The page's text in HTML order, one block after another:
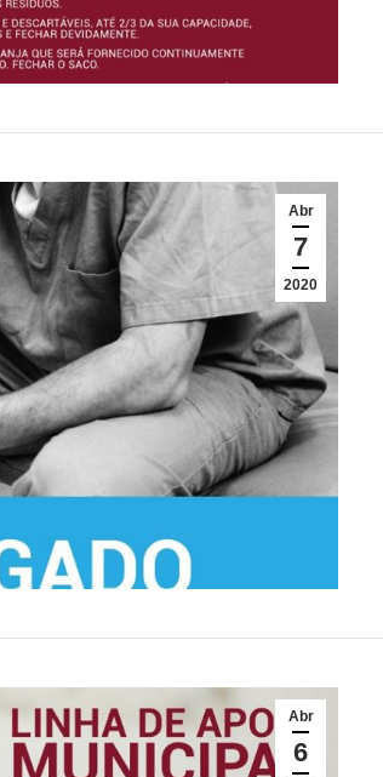
Abr
7
2020
Abr
6